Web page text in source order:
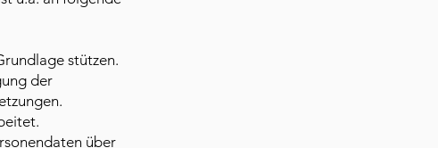
stützen.
der
über